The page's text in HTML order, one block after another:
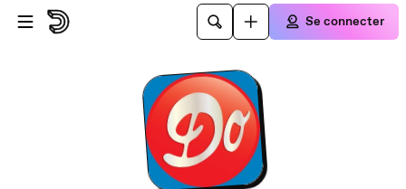
Passer au contenu principal
Se connecter